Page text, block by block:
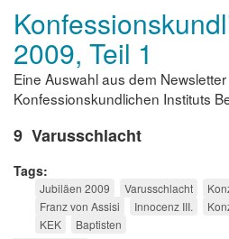
die
innerevangelische
Ökumene
2009, Teil 1
Eine Auswahl aus dem
Konfessionskundlichen Instituts
9 Varusschlacht
Tags
Jubiläen 2009 Varusschlacht
Franz von Assisi
Innocenz III.
KEK
Baptisten